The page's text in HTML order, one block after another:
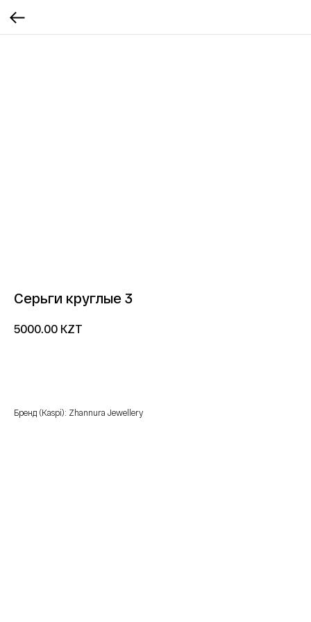
Серьги круглые 3
5000.00 KZT
Бренд (Kaspi): Zhannura Jewellery